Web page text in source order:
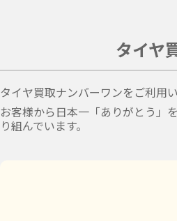
タイヤ
タイヤ買取ナンバーワンをご利用
お客様から日本一「ありがとう」
り組んでいます。